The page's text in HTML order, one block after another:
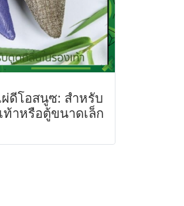
ดีโอสนูซ: สำหรับ
ท้าหรือตู้ขนาดเล็ก